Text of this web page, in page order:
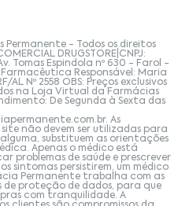
Permanente - Todos os direitos
DRUGSTORE|CNPJ:
Tomas Espindola nº 630 - Farol -
Farmacêutica Responsável: Maria
AL Nº 2558 OBS: Preços exclusivos
na Loja Virtual da Farmácias
De Segunda à Sexta das
. As
não devem ser utilizadas para
substituem as orientações
Apenas o médico está
problemas de saúde e prescrever
sintomas persistirem, um médico
Permanente trabalha com as
proteção de dados, para que
com tranquilidade. A